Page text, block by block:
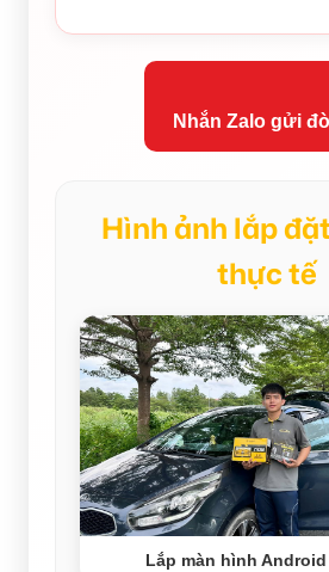
Nhắn Zalo gửi
Hình ảnh lắp
thực tế
Lắp màn hình